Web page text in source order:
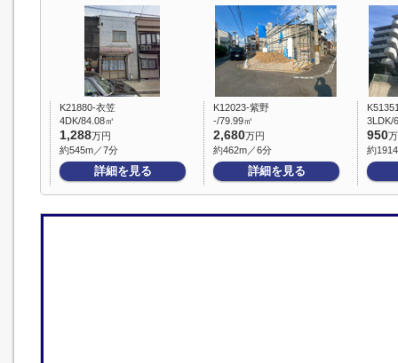
K21880-衣笠
4DK/84.08㎡
1,288万円
約545m／7分
詳細を見る
K12023-紫野
-/79.99㎡
2,680万円
約462m／6分
詳細を見る
3LDK/
950
約